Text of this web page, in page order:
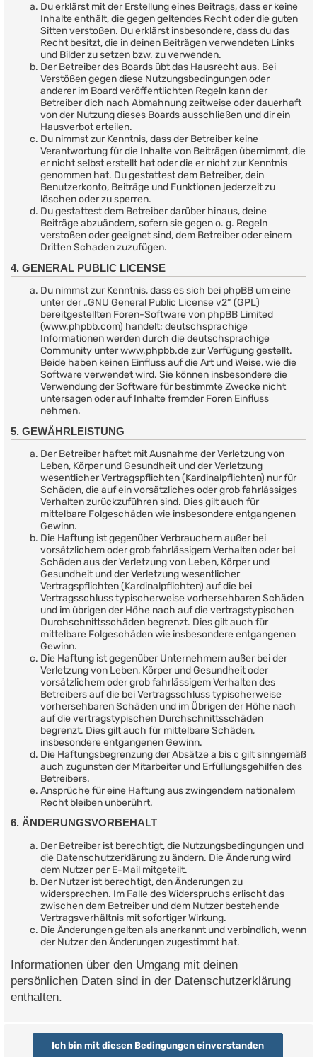
Du erklärst mit der Erstellung eines Beitrags, dass er keine
Inhalte enthält, die gegen geltendes Recht oder die guten
Sitten verstoßen. Du erklärst insbesondere, dass du das
Recht besitzt, die in deinen Beiträgen verwendeten Links
und Bilder zu setzen bzw. zu verwenden.
Der Betreiber des Boards übt das Hausrecht aus. Bei
Verstößen gegen diese Nutzungsbedingungen oder
anderer im Board veröffentlichten Regeln kann der
Betreiber dich nach Abmahnung zeitweise oder dauerhaft
von der Nutzung dieses Boards ausschließen und dir ein
Hausverbot erteilen.
Du nimmst zur Kenntnis, dass der Betreiber keine
Verantwortung für die Inhalte von Beiträgen übernimmt, die
er nicht selbst erstellt hat oder die er nicht zur Kenntnis
genommen hat. Du gestattest dem Betreiber, dein
Benutzerkonto, Beiträge und Funktionen jederzeit zu
löschen oder zu sperren.
Du gestattest dem Betreiber darüber hinaus, deine
Beiträge abzuändern, sofern sie gegen o. g. Regeln
verstoßen oder geeignet sind, dem Betreiber oder einem
Dritten Schaden zuzufügen.
4. GENERAL PUBLIC LICENSE
Du nimmst zur Kenntnis, dass es sich bei phpBB um eine
unter der „GNU General Public License v2“ (GPL)
bereitgestellten Foren-Software von phpBB Limited
(www.phpbb.com) handelt; deutschsprachige
Informationen werden durch die deutschsprachige
Community unter www.phpbb.de zur Verfügung gestellt.
Beide haben keinen Einfluss auf die Art und Weise, wie die
Software verwendet wird. Sie können insbesondere die
Verwendung der Software für bestimmte Zwecke nicht
untersagen oder auf Inhalte fremder Foren Einfluss
nehmen.
5. GEWÄHRLEISTUNG
Der Betreiber haftet mit Ausnahme der Verletzung von
Leben, Körper und Gesundheit und der Verletzung
wesentlicher Vertragspflichten (Kardinalpflichten) nur für
Schäden, die auf ein vorsätzliches oder grob fahrlässiges
Verhalten zurückzuführen sind. Dies gilt auch für
mittelbare Folgeschäden wie insbesondere entgangenen
Gewinn.
Die Haftung ist gegenüber Verbrauchern außer bei
vorsätzlichem oder grob fahrlässigem Verhalten oder bei
Schäden aus der Verletzung von Leben, Körper und
Gesundheit und der Verletzung wesentlicher
Vertragspflichten (Kardinalpflichten) auf die bei
Vertragsschluss typischerweise vorhersehbaren Schäden
und im übrigen der Höhe nach auf die vertragstypischen
Durchschnittsschäden begrenzt. Dies gilt auch für
mittelbare Folgeschäden wie insbesondere entgangenen
Gewinn.
Die Haftung ist gegenüber Unternehmern außer bei der
Verletzung von Leben, Körper und Gesundheit oder
vorsätzlichem oder grob fahrlässigem Verhalten des
Betreibers auf die bei Vertragsschluss typischerweise
vorhersehbaren Schäden und im Übrigen der Höhe nach
auf die vertragstypischen Durchschnittsschäden
begrenzt. Dies gilt auch für mittelbare Schäden,
insbesondere entgangenen Gewinn.
Die Haftungsbegrenzung der Absätze a bis c gilt sinngemäß
auch zugunsten der Mitarbeiter und Erfüllungsgehilfen des
Betreibers.
Ansprüche für eine Haftung aus zwingendem nationalem
Recht bleiben unberührt.
6. ÄNDERUNGSVORBEHALT
Der Betreiber ist berechtigt, die Nutzungsbedingungen und
die Datenschutzerklärung zu ändern. Die Änderung wird
dem Nutzer per E-Mail mitgeteilt.
Der Nutzer ist berechtigt, den Änderungen zu
widersprechen. Im Falle des Widerspruchs erlischt das
zwischen dem Betreiber und dem Nutzer bestehende
Vertragsverhältnis mit sofortiger Wirkung.
Die Änderungen gelten als anerkannt und verbindlich, wenn
der Nutzer den Änderungen zugestimmt hat.
Informationen über den Umgang mit deinen
persönlichen Daten sind in der Datenschutzerklärung
enthalten.